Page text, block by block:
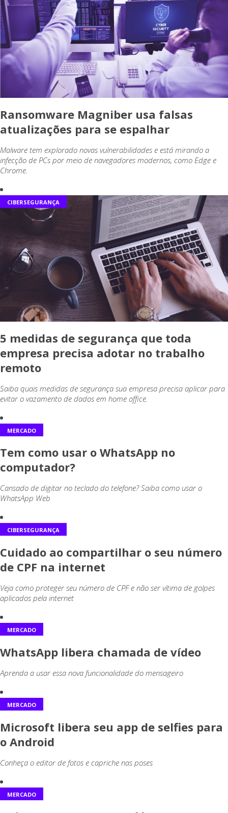
Ransomware Magniber usa falsas
atualizações para se espalhar
Malware tem explorado novas vulnerabilidades e está mirando a
infecção de PCs por meio de navegadores modernos, como Edge e
Chrome.
CIBERSEGURANÇA
5 medidas de segurança que toda
empresa precisa adotar no trabalho
remoto
Saiba quais medidas de segurança sua empresa precisa aplicar para
evitar o vazamento de dados em home office.
MERCADO
Tem como usar o WhatsApp no
computador?
Cansado de digitar no teclado do telefone? Saiba como usar o
WhatsApp Web
CIBERSEGURANÇA
Cuidado ao compartilhar o seu número
de CPF na internet
Veja como proteger seu número de CPF e não ser vítima de golpes
aplicados pela internet
MERCADO
WhatsApp libera chamada de vídeo
Aprenda a usar essa nova funcionalidade do mensageiro
MERCADO
Microsoft libera seu app de selfies para
o Android
Conheça o editor de fotos e capriche nas poses
MERCADO